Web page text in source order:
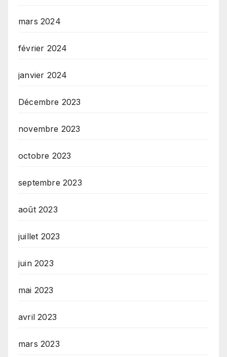
mars 2024
février 2024
janvier 2024
Décembre 2023
novembre 2023
octobre 2023
septembre 2023
août 2023
juillet 2023
juin 2023
mai 2023
avril 2023
mars 2023